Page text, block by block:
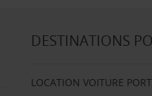
DESTINATIONS
LOCATION VOITURE